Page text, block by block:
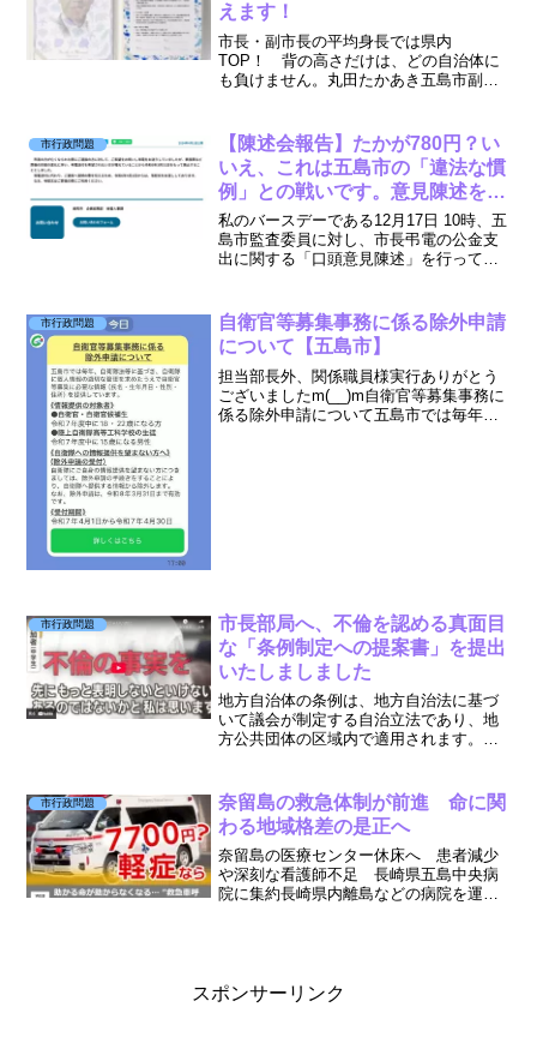
えます！
市長・副市長の平均身長では県内
TOP！ 背の高さだけは、どの自治体に
も負けません。丸田たかあき五島市副市
ラコンビと名付けます。 市職員の皆様、
市長〇クハラ、副市長〇...
市行政問題
【陳述会報告】たかが780円？い
いえ、これは五島市の「違法な慣
例」との戦いです。意見陳述を終
えました。
私のバースデーである12月17日 10時、五
島市監査委員に対し、市長弔電の公金支
出に関する「口頭意見陳述」を行ってき
PART.1にて知識を身につけてください。
今回の請求額...
市行政問題
自衛官等募集事務に係る除外申請
について【五島市】
担当部長外、関係職員様実行ありがとう
ございましたm(__)m自衛官等募集事務に
係る除外申請について五島市では毎年、
市行政問題
市長部局へ、不倫を認める真面目
な「条例制定への提案書」を提出
いたしましました
地方自治体の条例は、地方自治法に基づ
いて議会が制定する自治立法であり、地
方公共団体の区域内で適用されます。条
利義務、罰則などを定めることができま
す。→「法律に反しない範...
市行政問題
奈留島の救急体制が前進 命に関
わる地域格差の是正へ
奈留島の医療センター休床へ 患者減少
や深刻な看護師不足 長崎県五島中央病
院に集約長崎県内離島などの病院を運営
スポンサーリンク